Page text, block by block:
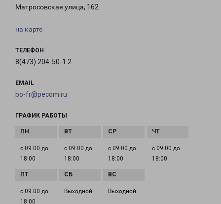
Матросовская улица, 162
на карте
ТЕЛЕФОН
8(473) 204-50-1 2
EMAIL
bo-fr@pecom.ru
ГРАФИК РАБОТЫ
с 09:00 до
18:00
с 09:00 до
18:00
с 09:00 до
18:00
с 09:00 до
18:00
с 09:00 до
18:00
Выходной Выходной